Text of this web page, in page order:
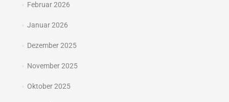
Februar 2026
Januar 2026
Dezember 2025
November 2025
Oktober 2025